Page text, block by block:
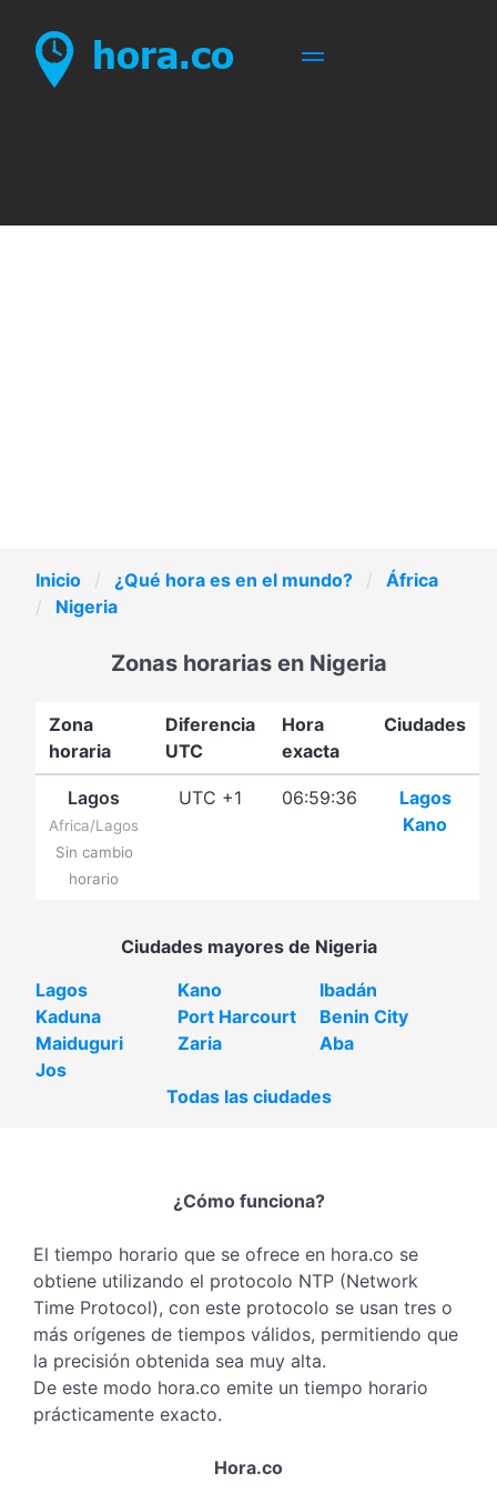
Inicio ¿Qué hora es en el mundo?
África
Nigeria
Zonas horarias en Nigeria
Zona
horaria
Diferencia
UTC
Hora
exacta
Ciudades
Lagos
Africa/Lagos
Sin cambio
horario
UTC +1 06:59:36
Lagos
Kano
Ciudades mayores de Nigeria
Lagos
Kano
Ibadán
Kaduna
Port Harcourt
Benin City
Maiduguri
Zaria
Aba
Jos
Todas las ciudades
¿Cómo funciona?
El tiempo horario que se ofrece en hora.co se
obtiene utilizando el protocolo NTP (Network
Time Protocol), con este protocolo se usan tres o
más orígenes de tiempos válidos, permitiendo que
la precisión obtenida sea muy alta.
De este modo hora.co emite un tiempo horario
prácticamente exacto.
Hora.co